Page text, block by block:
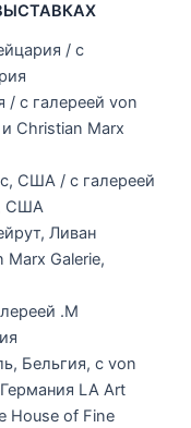
/ с
/ с галереей von
Christian Marx
США / с галереей
США
Ливан
Marx Galerie,
.M
Бельгия, с von
LA Art
House of Fine